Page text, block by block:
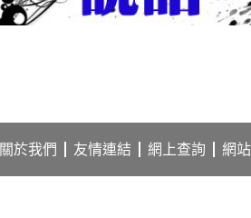
關於我們 友情連結 網上查詢 網